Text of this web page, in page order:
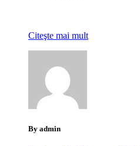
Citeşte mai mult
By admin